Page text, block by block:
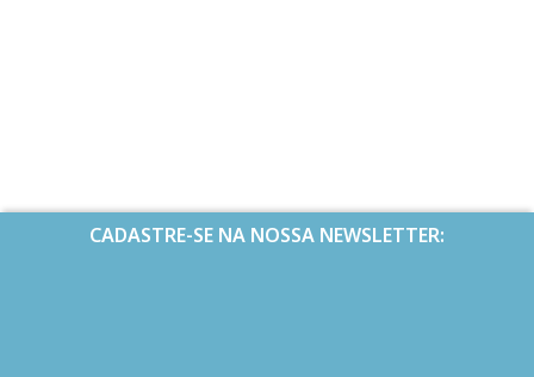
CADASTRE-SE NA NOSSA NEWSLETTER: